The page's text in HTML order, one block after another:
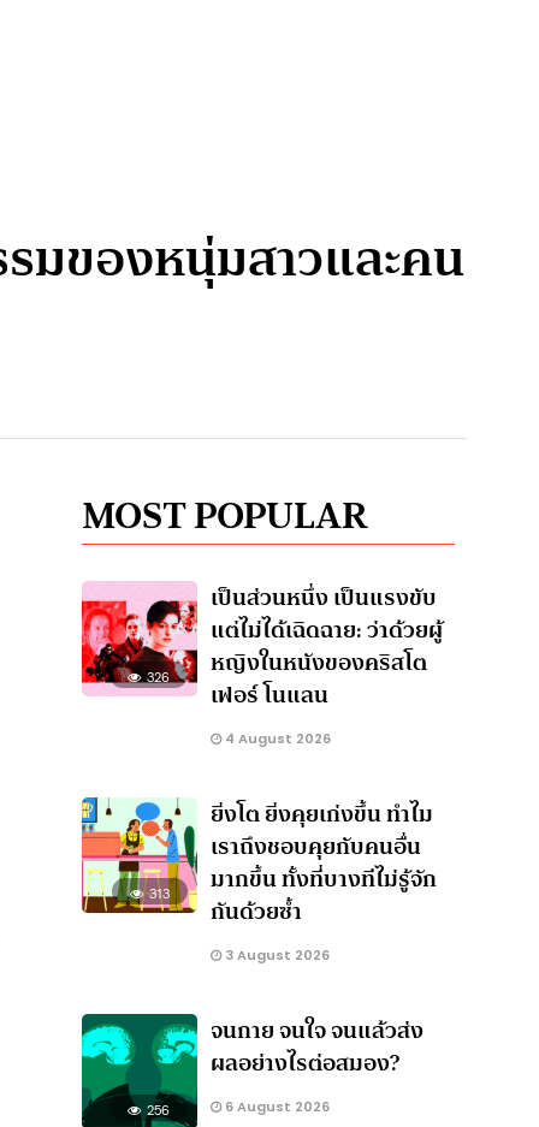
รมของหนุ่มสาวและคน
MOST POPULAR
326
เป็นส่วนหนึ่ง เป็นแรงขับ
แต่ไม่ได้เฉิดฉาย: ว่าด้วยผู้
หญิงในหนังของคริสโต
เฟอร์ โนแลน
4 August 2026
313
ยิ่งโต ยิ่งคุยเก่งขึ้น ทำไม
เราถึงชอบคุยกับคนอื่น
มากขึ้น ทั้งที่บางทีไม่รู้จัก
กันด้วยซ้ำ
3 August 2026
256
จนกาย จนใจ จนแล้วส่ง
ผลอย่างไรต่อสมอง?
6 August 2026